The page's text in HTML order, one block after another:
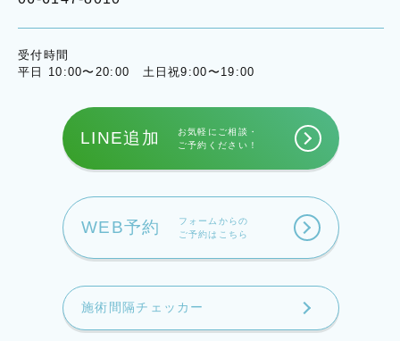
受付時間
平日 10:00〜20:00 土日祝9:00〜19:00
LINE追加
お気軽にご相談・
ご予約ください！
WEB予約
フォームからの
ご予約はこちら
施術間隔チェッカー